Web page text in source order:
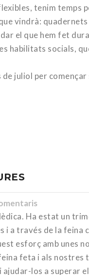
tenim temps
vindrà: quadernets
el que hem fet
habilitats socials,
juliol per
Ha estat un
i a través de la feina
esforç amb unes
feta i als
los a superar